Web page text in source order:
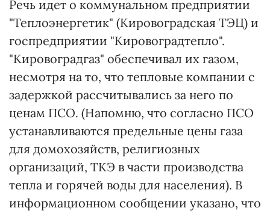
Речь идет о коммунальном предприятии
"Теплоэнергетик" (Кировоградская ТЭЦ) и
госпредприятии "Кировоградтепло".
"Кировоградгаз" обеспечивал их газом,
несмотря на то, что тепловые компании с
задержкой рассчитывались за него по
ценам ПСО. (Напомню, что согласно ПСО
устанавливаются предельные цены газа
для домохозяйств, религиозных
организаций, ТКЭ в части производства
тепла и горячей воды для населения). В
информационном сообщении указано, что